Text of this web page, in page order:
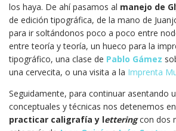
los haya. De ahí pasamos al manejo de
de edición tipográfica, de la mano de
para ir soltándonos poco a poco entre
entre teoría y teoría, un hueco para la
tipográfico, una clase de Pablo Gámez
una cervecita, o una visita a la Imprenta
Seguidamente, para continuar asentando
conceptuales y técnicas nos detenemos en
practicar caligrafía y letteringcon dos